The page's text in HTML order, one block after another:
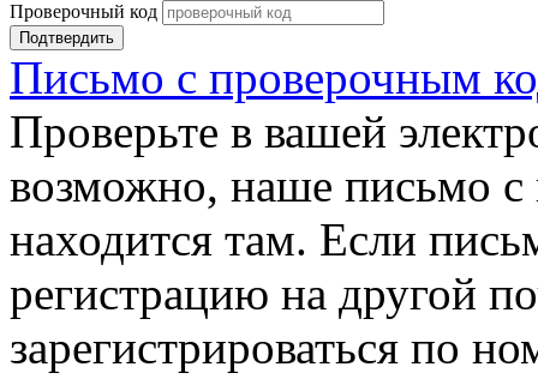
Проверочный код
Подтвердить
Письмо с проверочным
Проверьте в вашей
возможно, наше письмо с
находится там. Если
регистрацию на другой
зарегистрироваться по